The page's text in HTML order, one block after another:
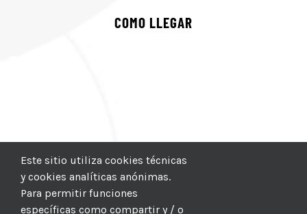
COMO LLEGAR
Este sitio utiliza cookies técnicas
y cookies analíticas anónimas.
Para permitir funciones
específicas como compartir y / o